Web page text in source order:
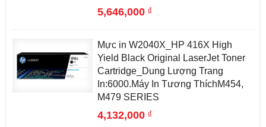
5,646,000đ
Mực in W2040X_HP 416X High
Yield Black Original LaserJet Toner
Cartridge_Dung Lượng Trang
In:6000.Máy In Tương ThíchM454,
M479 SERIES
4,132,000đ